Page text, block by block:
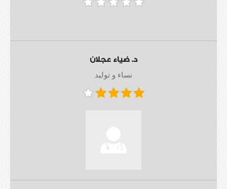
د. ضياء عجلان
نساء و توليد